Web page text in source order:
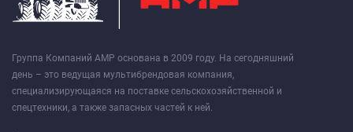
Группа Компаний АМР основана в 2009 году. На сегодняшний
день – это ведущая мультибрендовая компания,
специализирующаяся на поставке сельскохозяйственной и
спецтехники, а также запасных частей к ней.